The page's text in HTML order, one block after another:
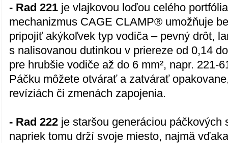
- Rad 221 je vlajkovou loďou celého
mechanizmus CAGE CLAMP® umožňuje
pripojiť akýkoľvek typ vodiča – pevný drôt,
s nalisovanou dutinkou v priereze od 0,14
pre hrubšie vodiče až do 6 mm², napr. 221-
Páčku môžete otvárať a zatvárať
revíziách či zmenách zapojenia.
- Rad 222 je staršou generáciou páčkových
napriek tomu drží svoje miesto, najmä